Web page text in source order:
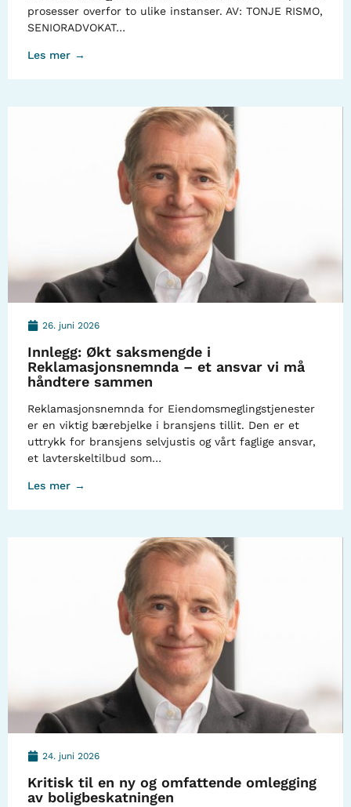
prosesser overfor to ulike instanser. AV: TONJE RISMO,
SENIORADVOKAT…
Les mer →
26. juni 2026
Innlegg: Økt saksmengde i
Reklamasjonsnemnda – et ansvar vi må
håndtere sammen
Reklamasjonsnemnda for Eiendomsmeglingstjenester
er en viktig bærebjelke i bransjens tillit. Den er et
uttrykk for bransjens selvjustis og vårt faglige ansvar,
et lavterskeltilbud som…
Les mer →
24. juni 2026
Kritisk til en ny og omfattende omlegging
av boligbeskatningen